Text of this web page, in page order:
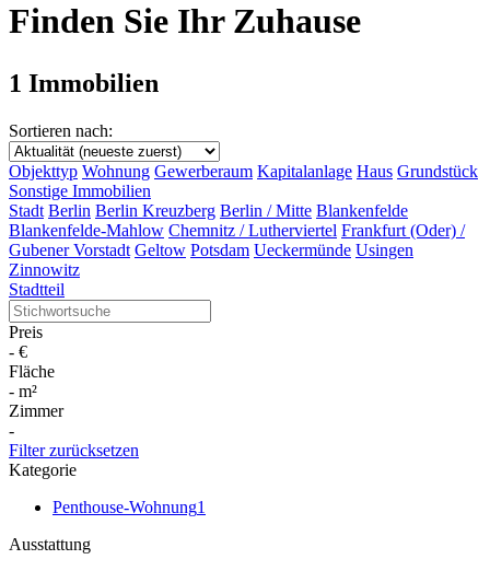
Finden Sie Ihr Zuhause
1 Immobilien
Sortieren nach:
Objekttyp Wohnung Gewerberaum Kapitalanlage Haus Grundstück
Sonstige Immobilien
Stadt Berlin Berlin Kreuzberg Berlin / Mitte Blankenfelde
Blankenfelde-Mahlow Chemnitz / Lutherviertel Frankfurt (Oder) /
Gubener Vorstadt Geltow Potsdam Ueckermünde Usingen
Zinnowitz
Stadtteil
Preis
- €
Fläche
- m²
Zimmer
-
Filter zurücksetzen
Kategorie
Penthouse-Wohnung1
Ausstattung